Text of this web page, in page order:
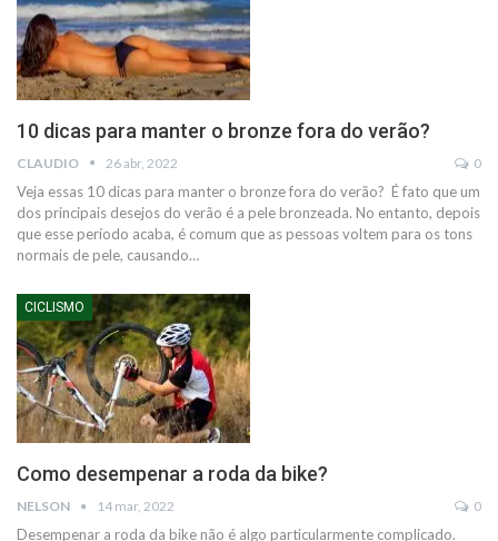
10 dicas para manter o bronze fora do verão?
CLAUDIO 26 abr, 2022 0
Veja essas 10 dicas para manter o bronze fora do verão? É fato que um
dos principais desejos do verão é a pele bronzeada. No entanto, depois
que esse período acaba, é comum que as pessoas voltem para os tons
normais de pele, causando…
CICLISMO
Como desempenar a roda da bike?
NELSON 14 mar, 2022 0
Desempenar a roda da bike não é algo particularmente complicado.